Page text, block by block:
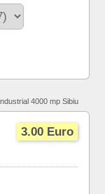
4000 mp Sibiu
3.00 Euro